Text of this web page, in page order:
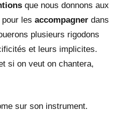
que nous donnons aux
les accompagner dans
plusieurs rigodons
et leurs implicites.
si on veut on chantera,
sur son instrument.